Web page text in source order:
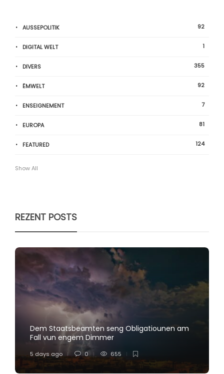
AUSSEPOLITIK 92
DIGITAL WELT 1
DIVERS 355
ËMWELT 92
ENSEIGNEMENT 7
EUROPA 81
FEATURED 124
Show All
REZENT POSTS
Dem Staatsbeamten seng Obligatiounen am
Fall vun engem Dimmer
5 days ago 0 655